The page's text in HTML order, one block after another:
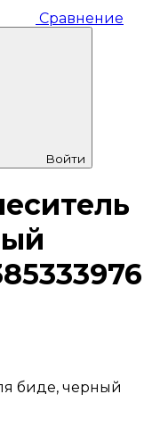
Сравнение
Войти
биде, черный